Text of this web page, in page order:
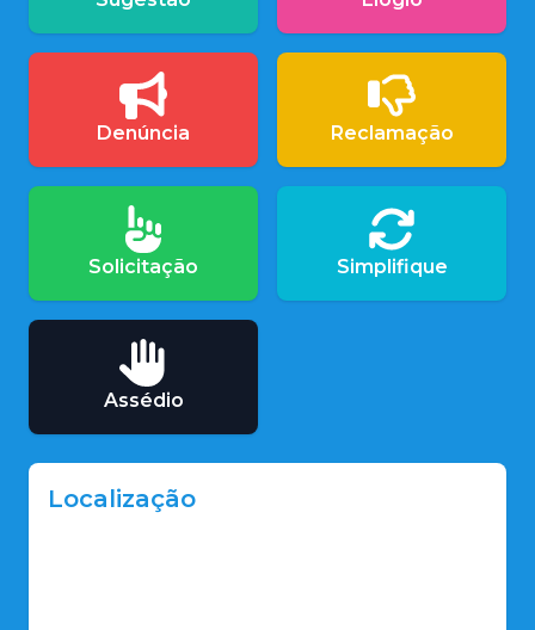
Denúncia Reclamação
Solicitação Simplifique
Assédio
Localização